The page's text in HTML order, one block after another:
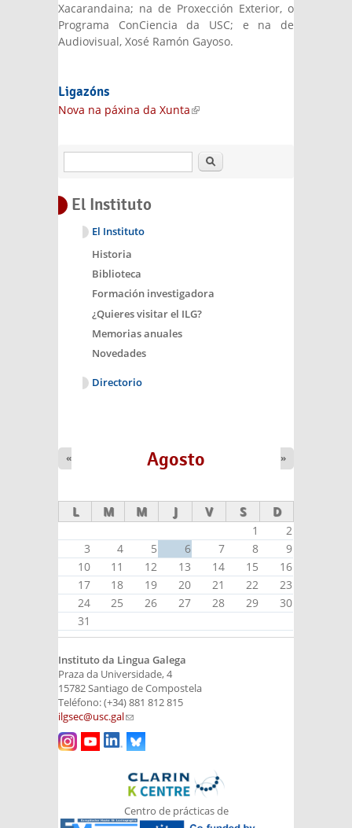
Xacarandaina; na de Proxección Exterior, o
Programa ConCiencia da USC; e na de
Audiovisual, Xosé Ramón Gayoso.
Ligazóns
Nova na páxina da Xunta(link is external)
Buscar
El Instituto
El Instituto
Historia
Biblioteca
Formación investigadora
¿Quieres visitar el ILG?
Memorias anuales
Novedades
Directorio
Agosto
« »
L M M J V S D
1
2
3
4 5 6 7 8
9
10
11 12 13 14 15
16
17
18 19 20 21 22
23
24
25 26 27 28 29
30
31
Instituto da Lingua Galega
Praza da Universidade, 4
15782 Santiago de Compostela
Teléfono: (+34) 881 812 815
ilgsec@usc.gal(link sends e-mail)
Centro de prácticas de